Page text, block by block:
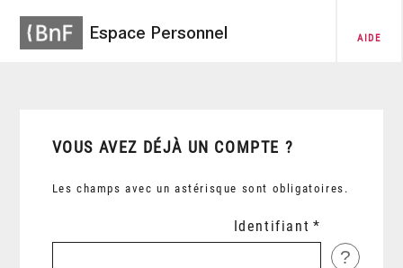
Espace Personnel AIDE
VOUS AVEZ DÉJÀ UN COMPTE ?
Les champs avec un astérisque sont obligatoires.
Identifiant
?